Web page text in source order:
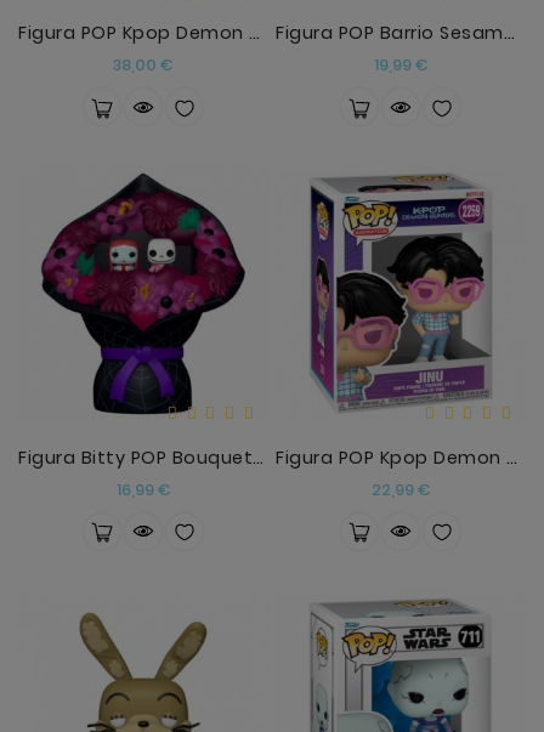
Figura POP Kpop Demon Hunters Jinu Chase
38,00 €
Figura POP Barrio Sesamo The Count
19,99 €Precio
Figura Bitty POP Bouquet Disney Pesadilla Antes De
16,99 €Precio
Figura POP Kpop Demon Hunters Jinu
22,99 €Precio